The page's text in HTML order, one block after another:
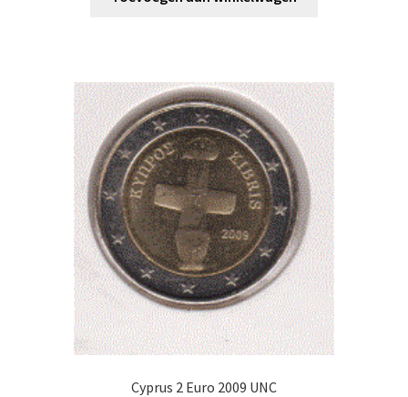
Cyprus 2 Euro 2009 UNC